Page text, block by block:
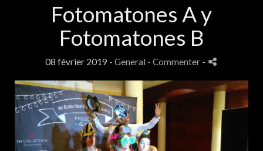
Fotomatones A y
Fotomatones B
08 février 2019 - General - Commenter -